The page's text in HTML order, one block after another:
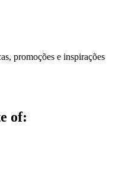
promoções e inspirações
of: